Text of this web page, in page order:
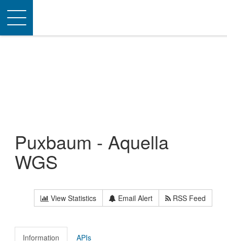
Toggle
navigation
Puxbaum - Aquella
WGS
View Statistics Email Alert RSS Feed
Information APIs